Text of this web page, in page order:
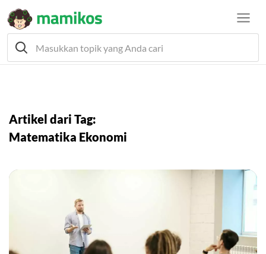
Artikel dari Tag:
Matematika Ekonomi